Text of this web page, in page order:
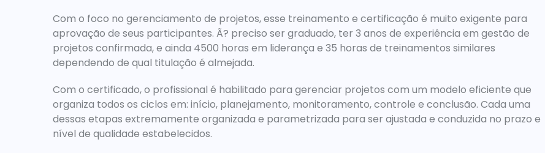
Com o foco no gerenciamento de projetos, esse treinamento e certificação é muito exigente para
aprovação de seus participantes. Ã? preciso ser graduado, ter 3 anos de experiência em gestão de
projetos confirmada, e ainda 4500 horas em liderança e 35 horas de treinamentos similares
dependendo de qual titulação é almejada.
Com o certificado, o profissional é habilitado para gerenciar projetos com um modelo eficiente que
organiza todos os ciclos em: início, planejamento, monitoramento, controle e conclusão. Cada uma
dessas etapas extremamente organizada e parametrizada para ser ajustada e conduzida no prazo e
nível de qualidade estabelecidos.